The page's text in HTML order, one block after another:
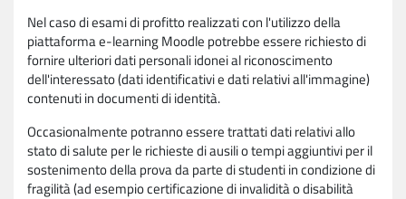
Nel caso di esami di profitto realizzati con l'utilizzo della
piattaforma e-learning Moodle potrebbe essere richiesto di
fornire ulteriori dati personali idonei al riconoscimento
dell'interessato (dati identificativi e dati relativi all'immagine)
contenuti in documenti di identità.
Occasionalmente potranno essere trattati dati relativi allo
stato di salute per le richieste di ausili o tempi aggiuntivi per il
sostenimento della prova da parte di studenti in condizione di
fragilità (ad esempio certificazione di invalidità o disabilità